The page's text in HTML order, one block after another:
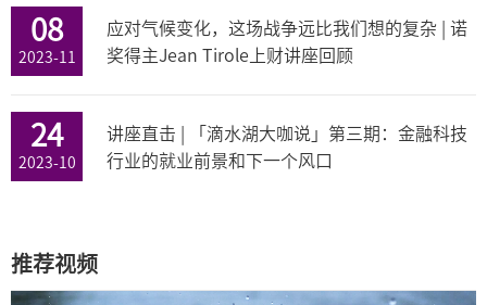
08
2023-11
应对气候变化，这场战争远比我们想的复杂 | 诺
奖得主Jean Tirole上财讲座回顾
24
2023-10
讲座直击 | 「滴水湖大咖说」第三期：金融科技
行业的就业前景和下一个风口
推荐视频